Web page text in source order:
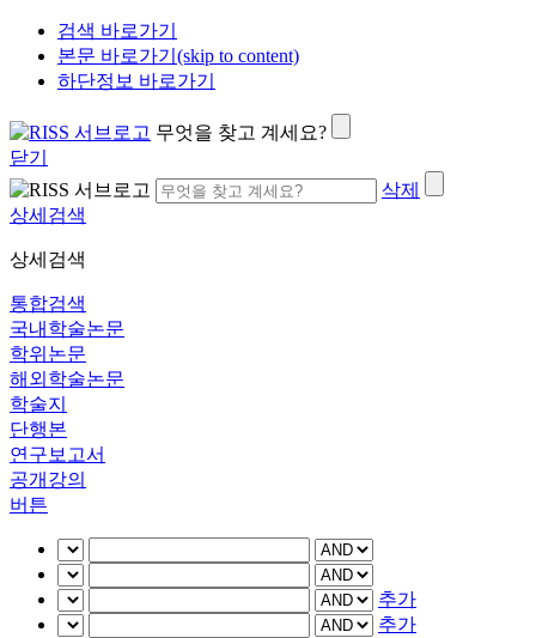
검색 바로가기
본문 바로가기(skip to content)
하단정보 바로가기
무엇을 찾고 계세요?
닫기
삭제
상세검색
상세검색
통합검색
국내학술논문
학위논문
해외학술논문
학술지
단행본
연구보고서
공개강의
버튼
추가
추가